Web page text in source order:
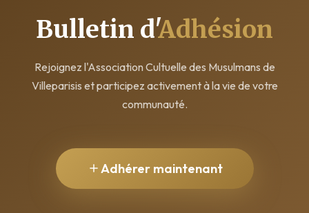
Bulletin d'Adhésion
Rejoignez l'Association Cultuelle des Musulmans de
Villeparisis et participez activement à la vie de votre
communauté.
Adhérer maintenant